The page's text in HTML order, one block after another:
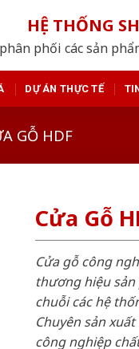
HỆ THỐNG
phối các sản
DỰ ÁN THỰC TẾ
GỖ HDF
Cửa Gỗ
Cửa gỗ công
thương hiệu
chuỗi các hệ
Chuyên sản
công nghiệp